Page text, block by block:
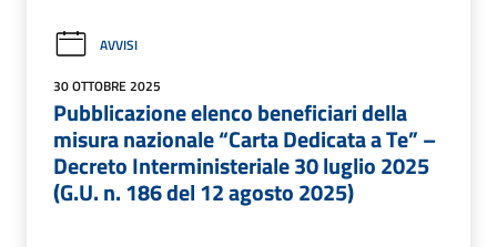
AVVISI
30 OTTOBRE 2025
Pubblicazione elenco beneficiari della
misura nazionale “Carta Dedicata a Te” –
Decreto Interministeriale 30 luglio 2025
(G.U. n. 186 del 12 agosto 2025)